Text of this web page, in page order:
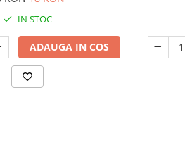
IN STOC
ADAUGA IN COS